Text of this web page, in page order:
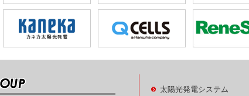
太陽光発電システム